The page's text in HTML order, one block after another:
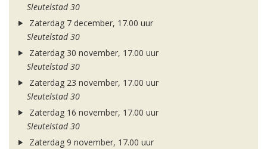
Sleutelstad 30
Zaterdag 7 december, 17.00 uur
Sleutelstad 30
Zaterdag 30 november, 17.00 uur
Sleutelstad 30
Zaterdag 23 november, 17.00 uur
Sleutelstad 30
Zaterdag 16 november, 17.00 uur
Sleutelstad 30
Zaterdag 9 november, 17.00 uur